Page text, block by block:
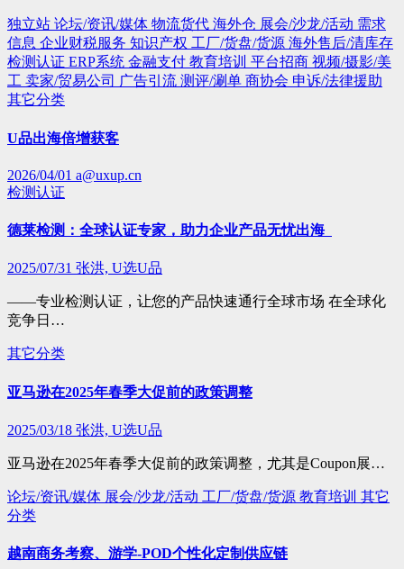
独立站 论坛/资讯/媒体 物流货代 海外仓 展会/沙龙/活动 需求
信息 企业财税服务 知识产权 工厂/货盘/货源 海外售后/清库存
检测认证 ERP系统 金融支付 教育培训 平台招商 视频/摄影/美
工 卖家/贸易公司 广告引流 测评/涮单 商协会 申诉/法律援助
其它分类
U品出海倍增获客
2026/04/01 a@uxup.cn
检测认证
德莱检测：全球认证专家，助力企业产品无忧出海
2025/07/31 张洪, U选U品
——专业检测认证，让您的产品快速通行全球市场 在全球化
竞争日…
其它分类
亚马逊在2025年春季大促前的政策调整
2025/03/18 张洪, U选U品
亚马逊在2025年春季大促前的政策调整，尤其是Coupon展…
论坛/资讯/媒体 展会/沙龙/活动 工厂/货盘/货源 教育培训 其它
分类
越南商务考察、游学-POD个性化定制供应链